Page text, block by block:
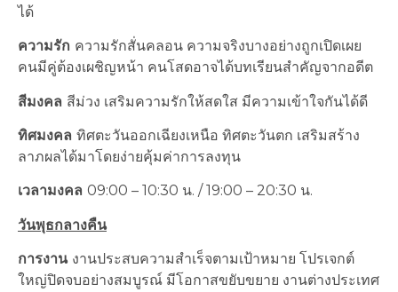
ได้
ความรัก ความรักสั่นคลอน ความจริงบางอย่างถูกเปิดเผย
คนมีคู่ต้องเผชิญหน้า คนโสดอาจได้บทเรียนสำคัญจากอดีต
สีมงคล สีม่วง เสริมความรักให้สดใส มีความเข้าใจกันได้ดี
ทิศมงคล ทิศตะวันออกเฉียงเหนือ ทิศตะวันตก เสริมสร้าง
ลาภผลได้มาโดยง่ายคุ้มค่าการลงทุน
เวลามงคล 09:00 – 10:30 น. / 19:00 – 20:30 น.
วันพุธกลางคืน
การงาน งานประสบความสำเร็จตามเป้าหมาย โปรเจกต์
ใหญ่ปิดจบอย่างสมบูรณ์ มีโอกาสขยับขยาย งานต่างประเทศ